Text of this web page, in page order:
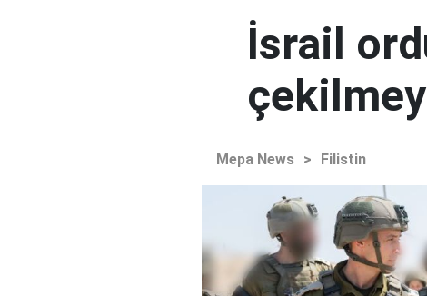
İsrail
Mepa News > Filistin